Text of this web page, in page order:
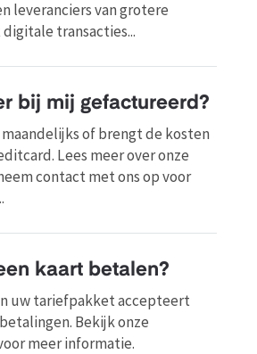
leveranciers van grotere
transacties...
bij mij gefactureerd?
of brengt de kosten
Lees meer over onze
contact met ons op voor
kaart betalen?
uw tariefpakket accepteert
Bekijk onze
meer informatie.